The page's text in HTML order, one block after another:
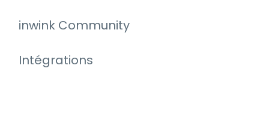
inwink Community
Intégrations